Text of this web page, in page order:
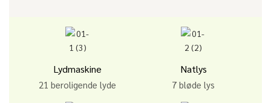
Lydmaskine
21 beroligende lyde
Natlys
7 bløde lys